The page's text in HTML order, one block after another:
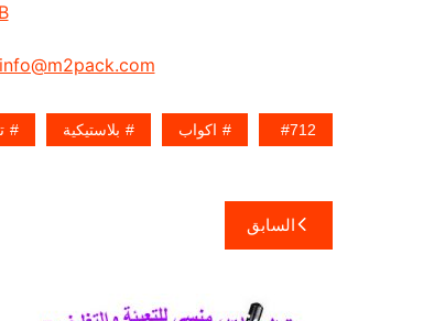
info@m2pack.com
712 اكواب بلاستيكية
تصفّح
المقالات
السابق